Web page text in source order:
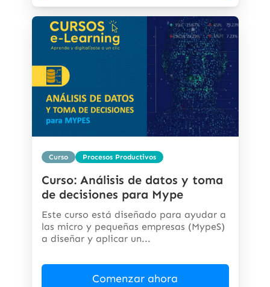
Curso Procesos Productivos
Curso: Análisis de datos y toma
de decisiones para Mype
Este curso está diseñado para ayudar a
las micro y pequeñas empresas (MypeS)
a diseñar y aplicar un...
Comenzar ahora